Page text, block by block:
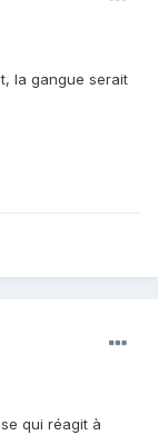
la gangue serait
qui réagit à